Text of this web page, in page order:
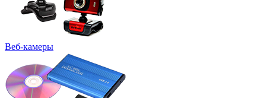
Веб-камеры